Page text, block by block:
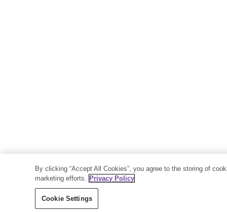
By clicking “Accept All Cookies”, you agree to the storing of
marketing efforts. Privacy Policy
Cookie Settings